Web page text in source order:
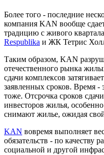
Более того - последние
компания KAN вообще
традицию с живого квартала
Respublika и ЖК Тетрис
Таким образом, KAN
отечественного рынка
сдачи комплексов
заявленных сроков. Время -
тоже. Отсрочка сроков
инвесторов жилья,
снимают жилье, ожидая
KAN вовремя выполняет
обязательств - по качеству
социальной и другой